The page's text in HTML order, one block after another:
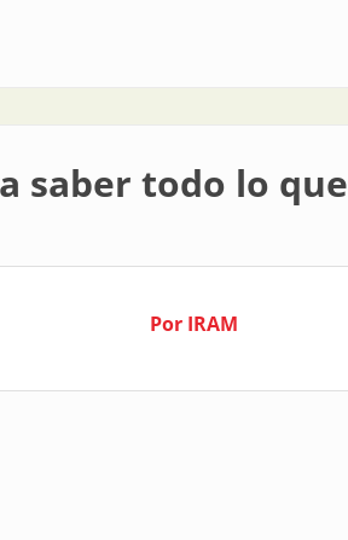
televisores
saber todo lo
Por IRAM